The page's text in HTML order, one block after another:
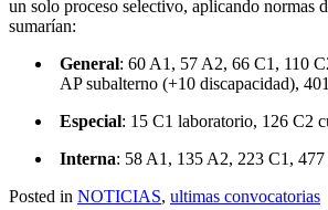
un solo proceso selectivo, aplicando normas
sumarían:
General: 60 A1, 57 A2, 66 C1, 110
AP subalterno (+10 discapacidad),
Especial: 15 C1 laboratorio, 126 C2
Interna: 58 A1, 135 A2, 223 C1, 477
Posted in NOTICIAS, ultimas convocatorias